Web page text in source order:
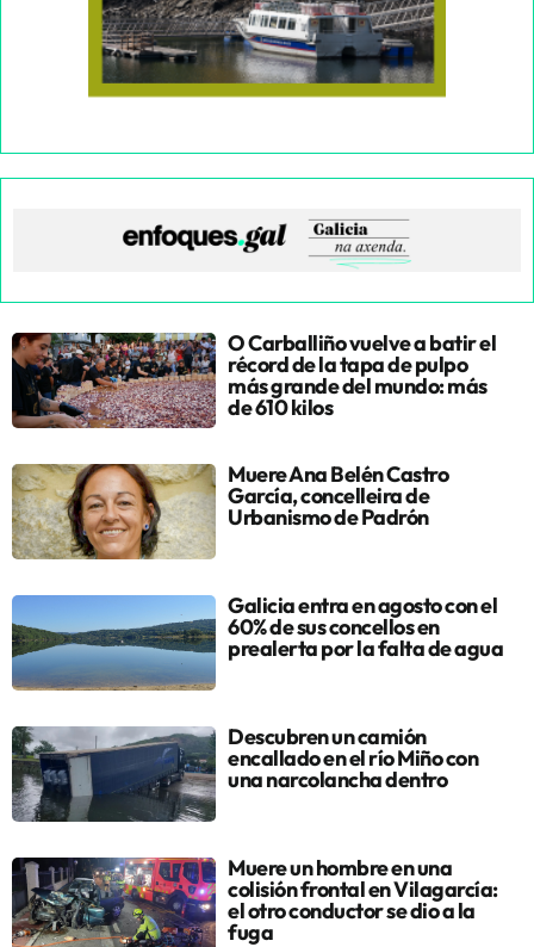
O Carballiño vuelve a batir el
récord de la tapa de pulpo
más grande del mundo: más
de 610 kilos
Muere Ana Belén Castro
García, concelleira de
Urbanismo de Padrón
Galicia entra en agosto con el
60% de sus concellos en
prealerta por la falta de agua
Descubren un camión
encallado en el río Miño con
una narcolancha dentro
Muere un hombre en una
colisión frontal en Vilagarcía:
el otro conductor se dio a la
fuga